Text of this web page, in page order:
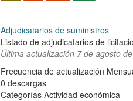
Adjudicatarios de suministros
Listado de adjudicatarios de
Última actualización 7 de agosto
Frecuencia de actualización
0 descargas
Categorías Actividad económica